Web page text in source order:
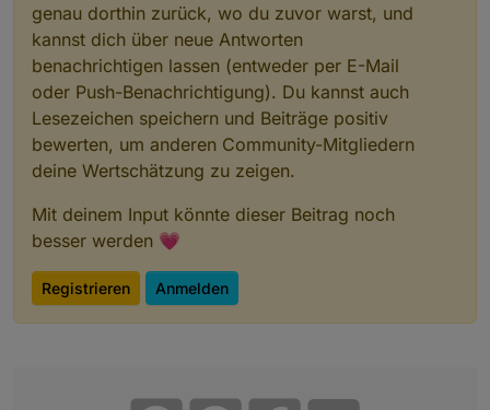
genau dorthin zurück, wo du zuvor warst, und
kannst dich über neue Antworten
benachrichtigen lassen (entweder per E-Mail
oder Push-Benachrichtigung). Du kannst auch
Lesezeichen speichern und Beiträge positiv
bewerten, um anderen Community-Mitgliedern
deine Wertschätzung zu zeigen.
Mit deinem Input könnte dieser Beitrag noch
besser werden 💗
Registrieren Anmelden